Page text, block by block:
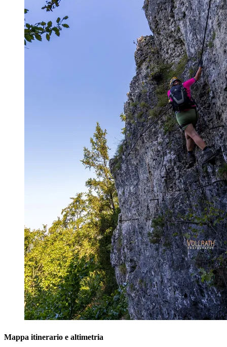
Mappa itinerario e altimetria